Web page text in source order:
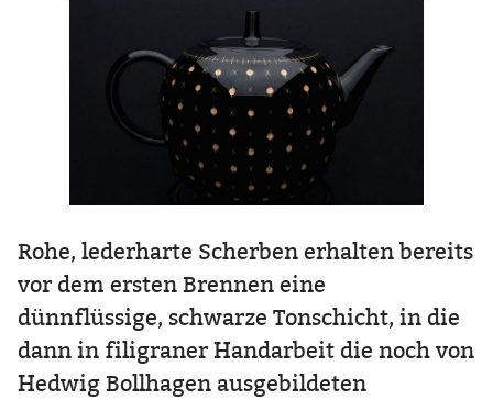
Rohe, lederharte Scherben erhalten bereits
vor dem ersten Brennen eine
dünnflüssige, schwarze Tonschicht, in die
dann in filigraner Handarbeit die noch von
Hedwig Bollhagen ausgebildeten